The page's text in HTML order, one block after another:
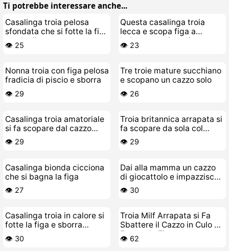
Ti potrebbe interessare anche...
Casalinga troia pelosa
sfondata che si fotte la figa
con le dita
👁️ 25
Questa casalinga troia
lecca e scopa figa a
babeagers giovani
👁️ 23
Nonna troia con figa pelosa
fradicia di piscio e sborra
👁️ 29
Tre troie mature succhiano
e scopano un cazzo solo
👁️ 26
Casalinga troia amatoriale
si fa scopare dal cazzo
della mano
👁️ 29
Troia britannica arrapata si
fa scopare da sola col
cazzo finto
👁️ 29
Casalinga bionda cicciona
che si bagna la figa
👁️ 27
Dai alla mamma un cazzo
di giocattolo e impazzisce
come una troia
👁️ 30
Casalinga troia in calore si
fotte la figa e sborra
urlando
👁️ 30
Troia Milf Arrapata si Fa
Sbattere il Cazzo in Culo e
Fottere la Fica
👁️ 62